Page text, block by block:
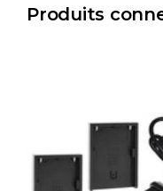
Produits